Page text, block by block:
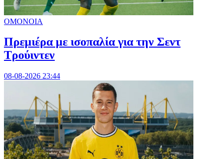
ΟΜΟΝΟΙΑ
Πρεμιέρα με ισοπαλία για την Σεντ
Τρούιντεν
08-08-2026 23:44